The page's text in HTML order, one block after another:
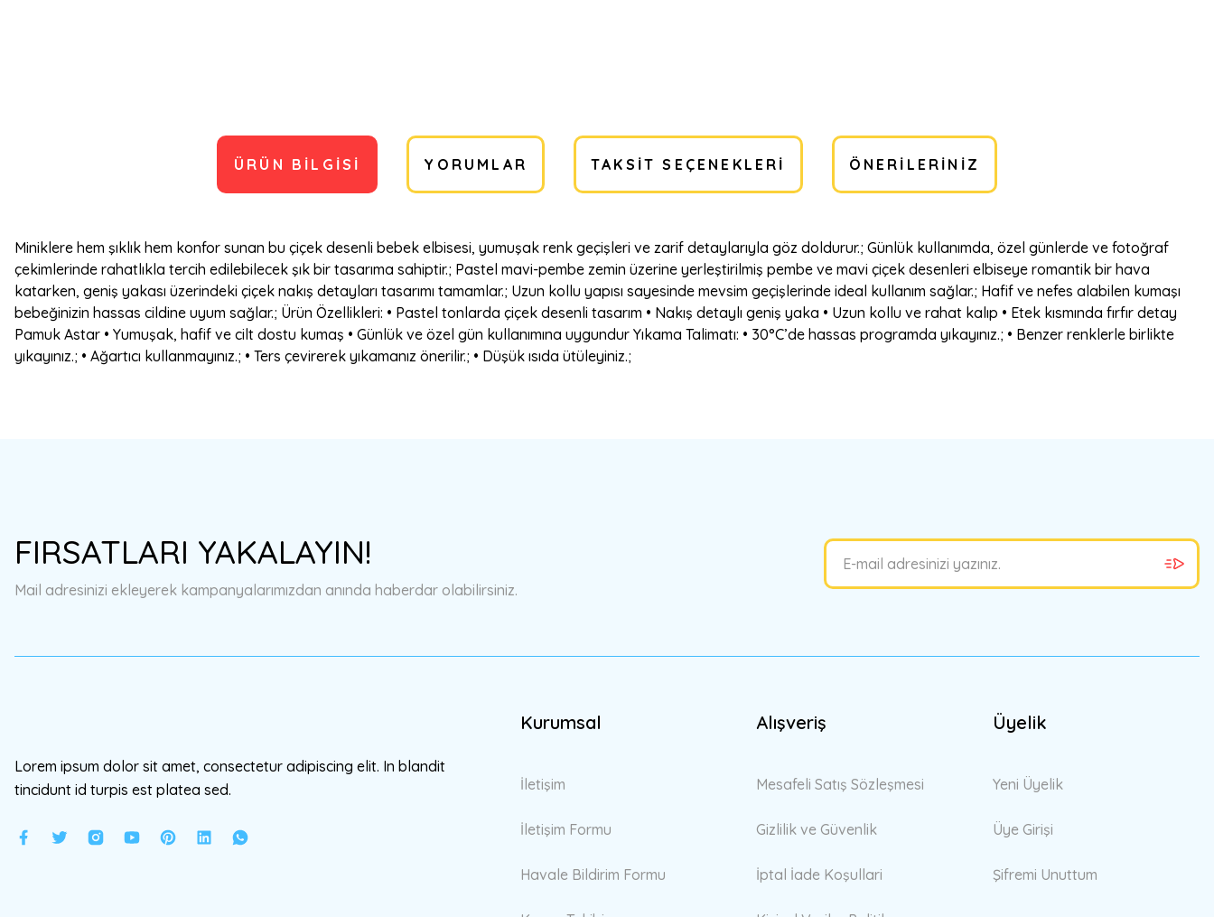
ÜRÜN BILGISI YORUMLAR TAKSIT SEÇENEKLERI ÖNERILERINIZ
Miniklere hem şıklık hem konfor sunan bu çiçek desenli bebek elbisesi, yumuşak renk geçişleri ve zarif detaylarıyla göz doldurur.; Günlük kullanımda, özel günlerde ve fotoğraf
çekimlerinde rahatlıkla tercih edilebilecek şık bir tasarıma sahiptir.; Pastel mavi-pembe zemin üzerine yerleştirilmiş pembe ve mavi çiçek desenleri elbiseye romantik bir hava
katarken, geniş yakası üzerindeki çiçek nakış detayları tasarımı tamamlar.; Uzun kollu yapısı sayesinde mevsim geçişlerinde ideal kullanım sağlar.; Hafif ve nefes alabilen kumaşı
bebeğinizin hassas cildine uyum sağlar.; Ürün Özellikleri: • Pastel tonlarda çiçek desenli tasarım • Nakış detaylı geniş yaka • Uzun kollu ve rahat kalıp • Etek kısmında fırfır detay
Pamuk Astar • Yumuşak, hafif ve cilt dostu kumaş • Günlük ve özel gün kullanımına uygundur Yıkama Talimatı: • 30°C’de hassas programda yıkayınız.; • Benzer renklerle birlikte
yıkayınız.; • Ağartıcı kullanmayınız.; • Ters çevirerek yıkamanız önerilir.; • Düşük ısıda ütüleyiniz.;
Ürün açıklamasında eksik bilgiler bulunuyor.
Ürün fiyatı diğer sitelerden daha pahalı.
FIRSATLARI YAKALAYIN!
Mail adresinizi ekleyerek kampanyalarımızdan anında haberdar olabilirsiniz.
Lorem ipsum dolor sit amet, consectetur adipiscing elit. In blandit
tincidunt id turpis est platea sed.
Kurumsal
İletişim
İletişim Formu
Havale Bildirim Formu
Alışveriş
Mesafeli Satış Sözleşmesi
Gizlilik ve Güvenlik
İptal İade Koşullari
Üyelik
Yeni Üyelik
Üye Girişi
Şifremi Unuttum